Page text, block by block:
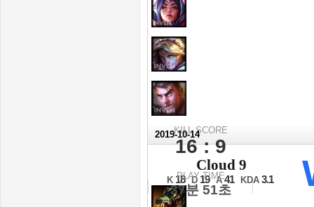
KILL SCORE
16 : 9
PLAY TIME
37분 51초
2019-10-14
그룹스테이지 2일차
Cloud 9
K 18 D 19 A 41 KDA 3.1